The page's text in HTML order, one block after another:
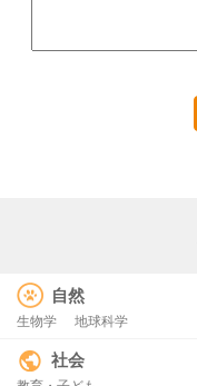
自然
生物学 地球科学
社会